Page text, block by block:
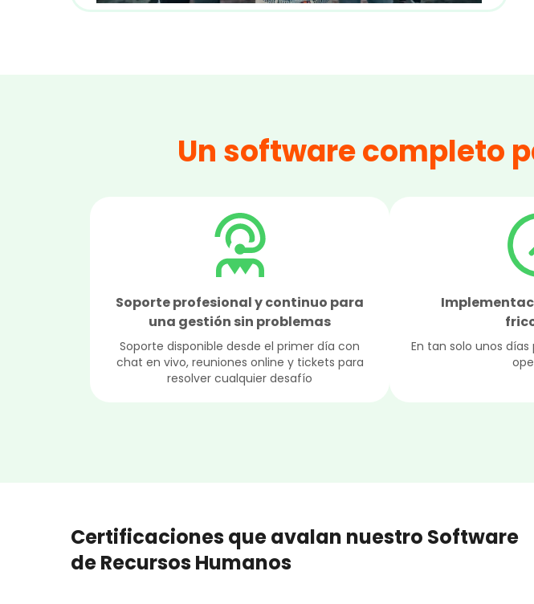
Un software completo
Soporte profesional y continuo para
una gestión sin problemas
Soporte disponible desde el primer día con
chat en vivo, reuniones online y tickets para
resolver cualquier desafío
En tan solo unos
Certificaciones que avalan nuestro Software
de Recursos Humanos